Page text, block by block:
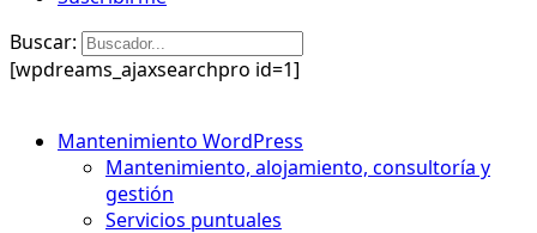
Buscar:
[wpdreams_ajaxsearchpro id=1]
Mantenimiento WordPress
Mantenimiento, alojamiento, consultoría y
gestión
Servicios puntuales